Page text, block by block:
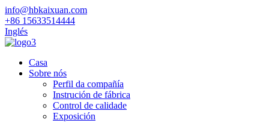
info@hbkaixuan.com
+86 15633514444
Inglés
Casa
Sobre nós
Perfil da compañía
Instrución de fábrica
Control de calidade
Exposición